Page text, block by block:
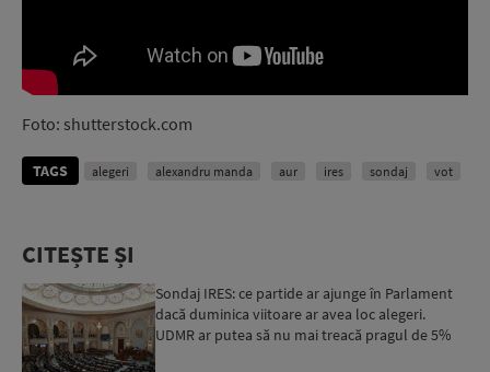
Foto: shutterstock.com
TAGS alegeri alexandru manda aur ires sondaj vot
CITEȘTE ȘI
Sondaj IRES: ce partide ar ajunge în Parlament
dacă duminica viitoare ar avea loc alegeri.
UDMR ar putea să nu mai treacă pragul de 5%